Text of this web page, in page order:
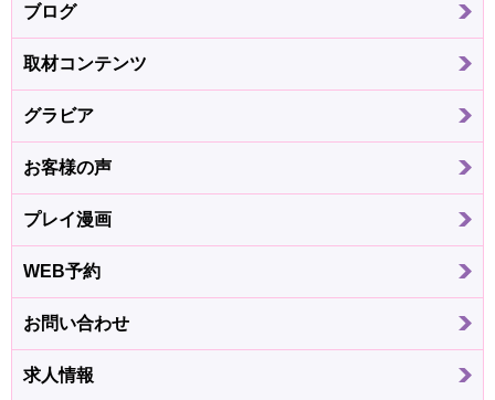
ブログ
取材コンテンツ
グラビア
お客様の声
プレイ漫画
WEB予約
お問い合わせ
求人情報